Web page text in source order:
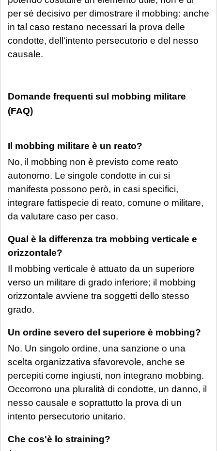
per sé decisivo per dimostrare il mobbing: anche
in tal caso restano necessari la prova delle
condotte, dell'intento persecutorio e del nesso
causale.
Domande frequenti sul mobbing militare
(FAQ)
Il mobbing militare è un reato?
No, il mobbing non è previsto come reato
autonomo. Le singole condotte in cui si
manifesta possono però, in casi specifici,
integrare fattispecie di reato, comune o militare,
da valutare caso per caso.
Qual è la differenza tra mobbing verticale e
orizzontale?
Il mobbing verticale è attuato da un superiore
verso un militare di grado inferiore; il mobbing
orizzontale avviene tra soggetti dello stesso
grado.
Un ordine severo del superiore è mobbing?
No. Un singolo ordine, una sanzione o una
scelta organizzativa sfavorevole, anche se
percepiti come ingiusti, non integrano mobbing.
Occorrono una pluralità di condotte, un danno, il
nesso causale e soprattutto la prova di un
intento persecutorio unitario.
Che cos'è lo straining?